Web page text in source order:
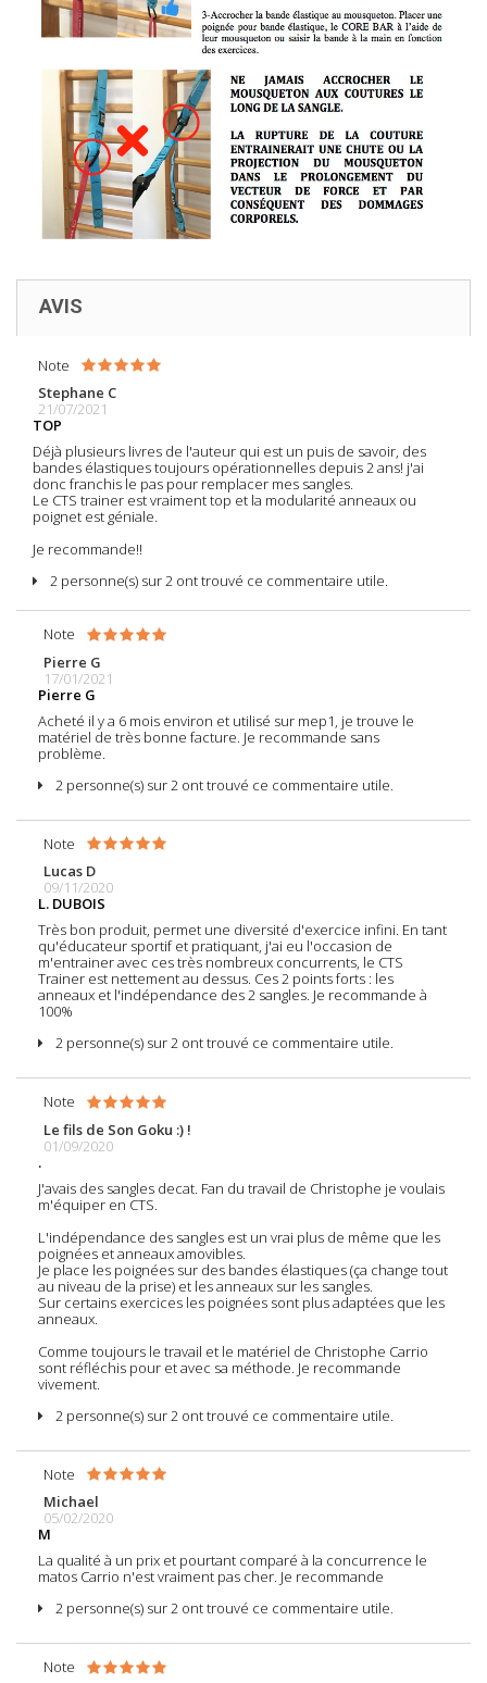
AVIS
Note
Stephane C
21/07/2021
TOP
Déjà plusieurs livres de l'auteur qui est un puis de savoir, des
bandes élastiques toujours opérationnelles depuis 2 ans! j'ai
donc franchis le pas pour remplacer mes sangles.
Le CTS trainer est vraiment top et la modularité anneaux ou
poignet est géniale.
Je recommande!!
2 personne(s) sur 2 ont trouvé ce commentaire utile.
Note
Pierre G
17/01/2021
Pierre G
Acheté il y a 6 mois environ et utilisé sur mep1, je trouve le
matériel de très bonne facture. Je recommande sans
problème.
2 personne(s) sur 2 ont trouvé ce commentaire utile.
Note
Lucas D
09/11/2020
L. DUBOIS
Très bon produit, permet une diversité d'exercice infini. En tant
qu'éducateur sportif et pratiquant, j'ai eu l'occasion de
m'entrainer avec ces très nombreux concurrents, le CTS
Trainer est nettement au dessus. Ces 2 points forts : les
anneaux et l'indépendance des 2 sangles. Je recommande à
100%
2 personne(s) sur 2 ont trouvé ce commentaire utile.
Note
Le fils de Son Goku :) !
01/09/2020
.
J'avais des sangles decat. Fan du travail de Christophe je voulais
m'équiper en CTS.
L'indépendance des sangles est un vrai plus de même que les
poignées et anneaux amovibles.
Je place les poignées sur des bandes élastiques (ça change tout
au niveau de la prise) et les anneaux sur les sangles.
Sur certains exercices les poignées sont plus adaptées que les
anneaux.
Comme toujours le travail et le matériel de Christophe Carrio
sont réfléchis pour et avec sa méthode. Je recommande
vivement.
2 personne(s) sur 2 ont trouvé ce commentaire utile.
Note
Michael
05/02/2020
M
La qualité à un prix et pourtant comparé à la concurrence le
matos Carrio n'est vraiment pas cher. Je recommande
2 personne(s) sur 2 ont trouvé ce commentaire utile.
Note